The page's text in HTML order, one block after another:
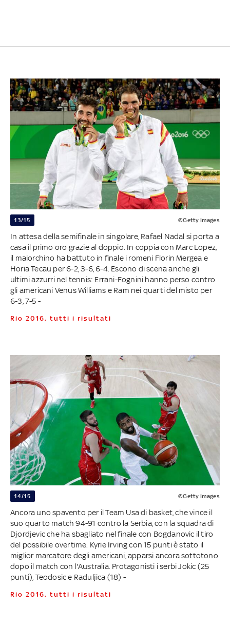
13/15 ©Getty Images
In attesa della semifinale in singolare, Rafael Nadal si porta a
casa il primo oro grazie al doppio. In coppia con Marc Lopez,
il maiorchino ha battuto in finale i romeni Florin Mergea e
Horia Tecau per 6-2, 3-6, 6-4. Escono di scena anche gli
ultimi azzurri nel tennis: Errani-Fognini hanno perso contro
gli americani Venus Williams e Ram nei quarti del misto per
6-3, 7-5 -
Rio 2016, tutti i risultati
14/15 ©Getty Images
Ancora uno spavento per il Team Usa di basket, che vince il
suo quarto match 94-91 contro la Serbia, con la squadra di
Djordjevic che ha sbagliato nel finale con Bogdanovic il tiro
del possibile overtime. Kyrie Irving con 15 punti è stato il
miglior marcatore degli americani, apparsi ancora sottotono
dopo il match con l'Australia. Protagonisti i serbi Jokic (25
punti), Teodosic e Raduljica (18) -
Rio 2016, tutti i risultati